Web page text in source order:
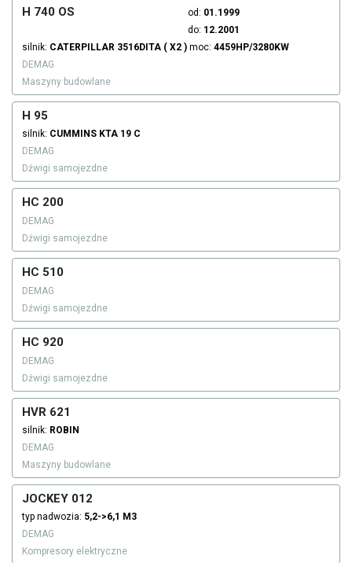
H 740 OS od: 01.1999
do: 12.2001
silnik: CATERPILLAR 3516DITA ( X2 ) moc: 4459HP/3280KW
DEMAG
Maszyny budowlane
H 95
silnik: CUMMINS KTA 19 C
DEMAG
Dźwigi samojezdne
HC 200
DEMAG
Dźwigi samojezdne
HC 510
DEMAG
Dźwigi samojezdne
HC 920
DEMAG
Dźwigi samojezdne
HVR 621
silnik: ROBIN
DEMAG
Maszyny budowlane
JOCKEY 012
typ nadwozia: 5,2->6,1 M3
DEMAG
Kompresory elektryczne